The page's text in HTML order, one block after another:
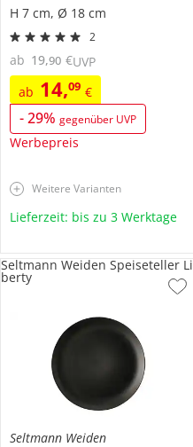
H 7 cm, Ø 18 cm
2
ab 14,09 €
-29% gegenüber UVP
Werbepreis
ab 19,90 €UVP
Weitere Varianten
Lieferzeit: bis zu 3 Werktage
Seltmann Weiden
Seltmann Weiden Speiseteller Li
berty